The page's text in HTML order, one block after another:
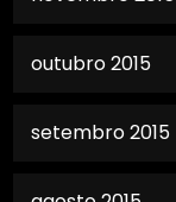
outubro 2015
setembro 2015